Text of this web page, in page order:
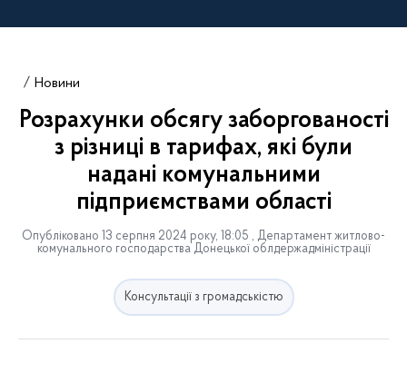
Новини
Розрахунки обсягу заборгованості
з різниці в тарифах, які були
надані комунальними
підприємствами області
Опубліковано 13 серпня 2024 року, 18:05 , Департамент житлово-
комунального господарства Донецької облдержадміністрації
Консультації з громадськістю